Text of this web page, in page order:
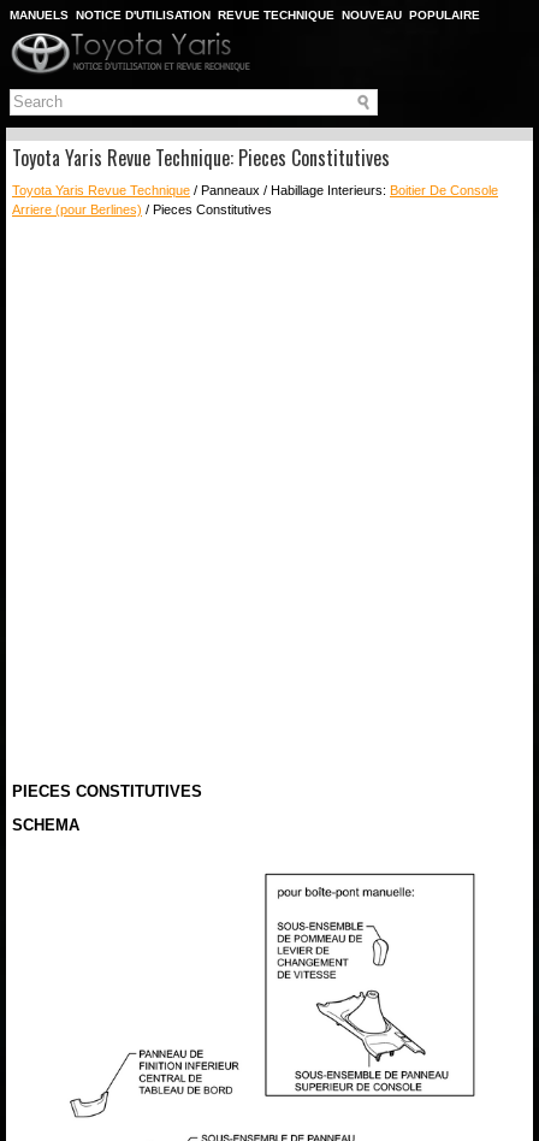
MANUELS NOTICE D'UTILISATION REVUE TECHNIQUE NOUVEAU POPULAIRE
PLAN DU SITE
CHERCHER
Toyota Yaris Revue Technique: Pieces Constitutives
Toyota Yaris Revue Technique / Panneaux / Habillage Interieurs: Boitier De Console
Arriere (pour Berlines) / Pieces Constitutives
PIECES CONSTITUTIVES
SCHEMA